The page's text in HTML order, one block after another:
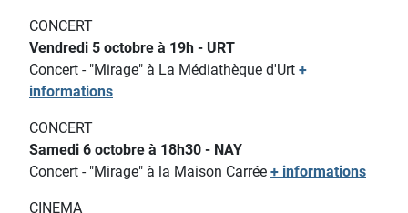
CONCERT
Vendredi 5 octobre à 19h - URT
Concert - "Mirage" à La Médiathèque d'Urt +
informations
CONCERT
Samedi 6 octobre à 18h30 - NAY
Concert - "Mirage" à la Maison Carrée + informations
CINEMA